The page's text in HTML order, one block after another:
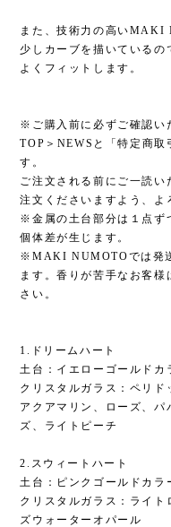
また、技術力の高いMAKI
少しカーブを描いている
よくフィットします。
※ご購入前に必ずご確認い
TOP＞NEWSと「特定商取
す。
ご注文される前にご一読
注文くださいますよう、よ
※金属の土台部分は１点ず
個体差が生じます。
※MAKI NUMOTOでは発
ます。香りが苦手なお客
さい。
1.ドリームハート
土台：イエローゴールドカ
クリスタルガラス：ペリド
アクアマリン、ローズ、パ
ズ、ライトピーチ
2.スウィートハート
土台：ピンクゴールドカラ
クリスタルガラス：ライト
ズウォーターオパール